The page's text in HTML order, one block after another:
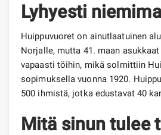
Lyhyesti
Huippuvuoret on ainutlaatuinen
Norjalle, mutta 41. maan
vapaasti töihin, mikä solmittiin
sopimuksella vuonna 1920.
500 ihmistä, jotka edustavat 40
Mitä sinun tulee